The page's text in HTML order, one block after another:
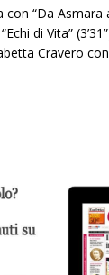
“Da Asmara
di Vita”
Cravero